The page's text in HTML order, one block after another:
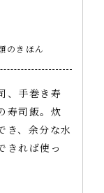
のきほん
、手巻き寿
寿司飯。炊
き、余分な水
きれば使っ